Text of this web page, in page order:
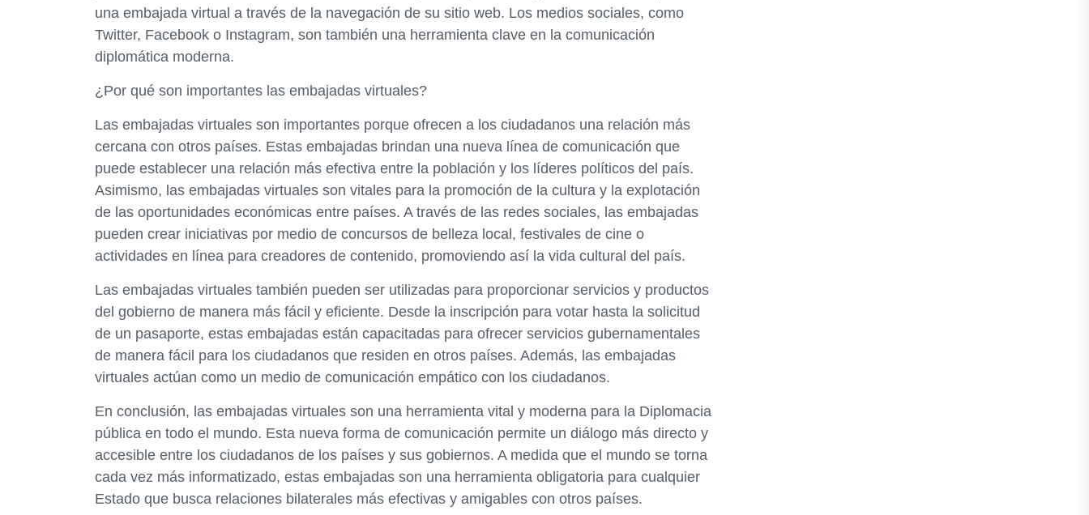
una embajada virtual a través de la navegación de su sitio web. Los medios sociales, como
Twitter, Facebook o Instagram, son también una herramienta clave en la comunicación
diplomática moderna.
¿Por qué son importantes las embajadas virtuales?
Las embajadas virtuales son importantes porque ofrecen a los ciudadanos una relación más
cercana con otros países. Estas embajadas brindan una nueva línea de comunicación que
puede establecer una relación más efectiva entre la población y los líderes políticos del país.
Asimismo, las embajadas virtuales son vitales para la promoción de la cultura y la explotación
de las oportunidades económicas entre países. A través de las redes sociales, las embajadas
pueden crear iniciativas por medio de concursos de belleza local, festivales de cine o
actividades en línea para creadores de contenido, promoviendo así la vida cultural del país.
Las embajadas virtuales también pueden ser utilizadas para proporcionar servicios y productos
del gobierno de manera más fácil y eficiente. Desde la inscripción para votar hasta la solicitud
de un pasaporte, estas embajadas están capacitadas para ofrecer servicios gubernamentales
de manera fácil para los ciudadanos que residen en otros países. Además, las embajadas
virtuales actúan como un medio de comunicación empático con los ciudadanos.
En conclusión, las embajadas virtuales son una herramienta vital y moderna para la Diplomacia
pública en todo el mundo. Esta nueva forma de comunicación permite un diálogo más directo y
accesible entre los ciudadanos de los países y sus gobiernos. A medida que el mundo se torna
cada vez más informatizado, estas embajadas son una herramienta obligatoria para cualquier
Estado que busca relaciones bilaterales más efectivas y amigables con otros países.